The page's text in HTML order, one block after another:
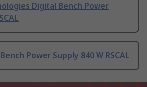
Digital Bench Power
Power Supply 840 W RSCAL